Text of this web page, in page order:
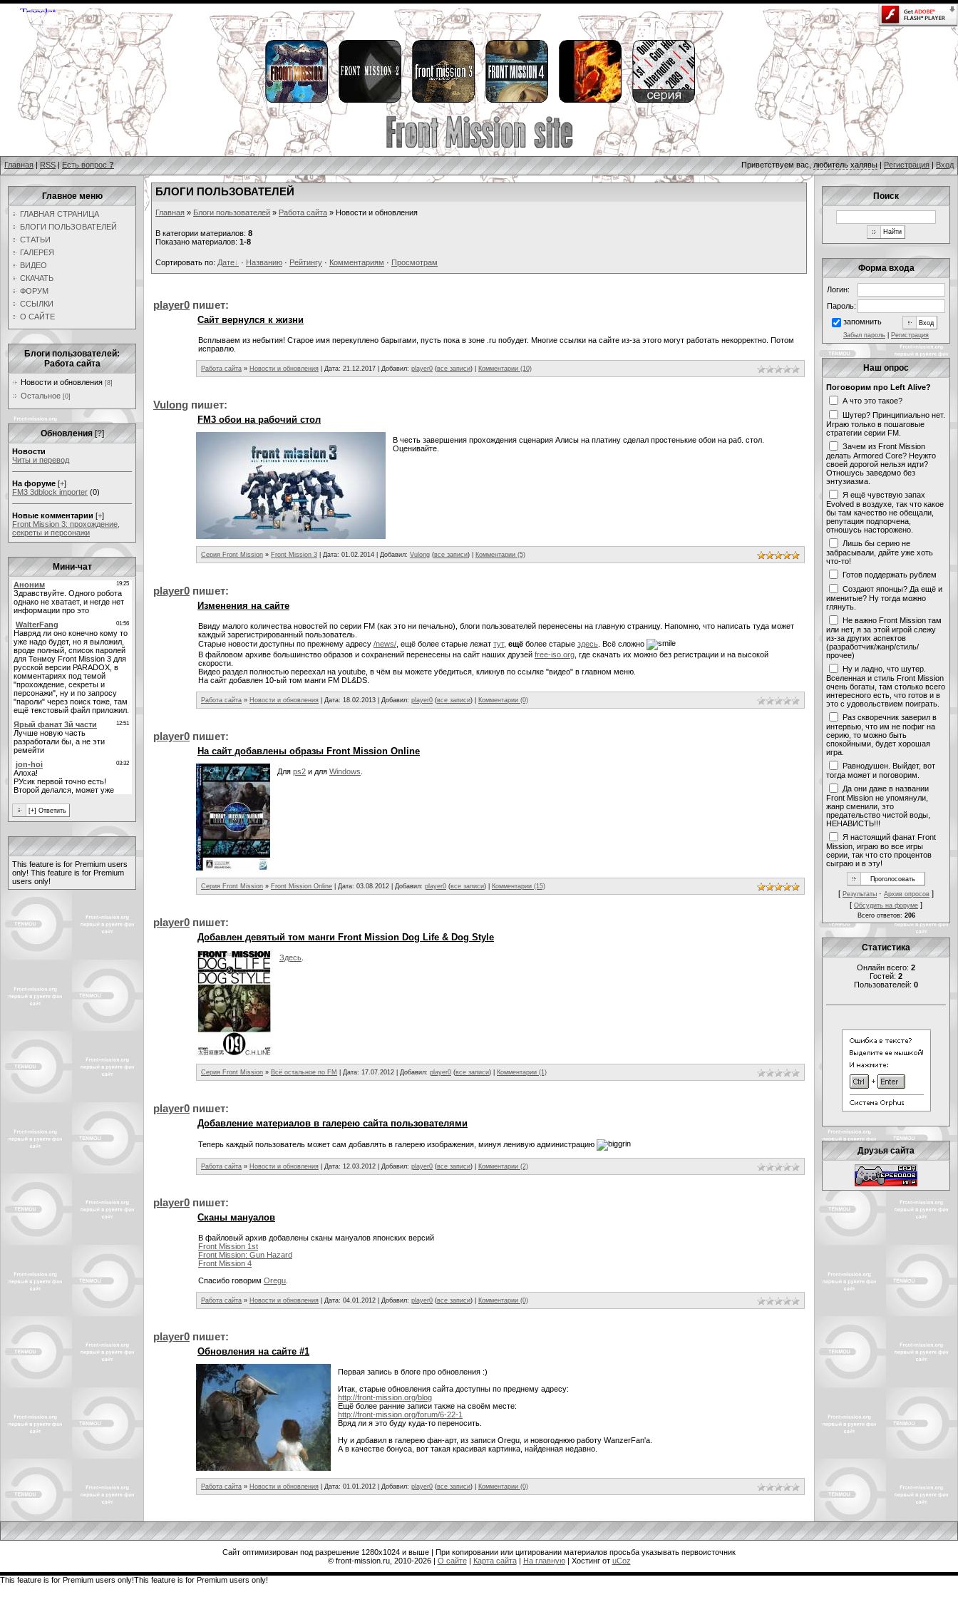
Главная | RSS | Есть вопрос ? Приветствуем вас, любитель халявы | Регистрация |Вход
Главное меню
ГЛАВНАЯ СТРАНИЦА
БЛОГИ ПОЛЬЗОВАТЕЛЕЙ
СТАТЬИ
ГАЛЕРЕЯ
ВИДЕО
СКАЧАТЬ
ФОРУМ
ССЫЛКИ
О САЙТЕ
Блоги пользователей:
Работа сайта
Новости и обновления [8]
Остальное [0]
Обновления [?]
Новости
Читы и перевод
На форуме [+]
FM3 3dblock importer (0)
Новые комментарии [+]
Front Mission 3: прохождение,
секреты и персонажи
Мини-чат
This feature is for Premium users
only! This feature is for Premium
users only!
БЛОГИ ПОЛЬЗОВАТЕЛЕЙ
Главная » Блоги пользователей » Работа сайта » Новости и обновления
В категории материалов: 8
Показано материалов: 1-8
Сортировать по: Дате · Названию · Рейтингу · Комментариям · Просмотрам
player0 пишет:
Сайт вернулся к жизни
Всплываем из небытия! Старое имя перекуплено барыгами, пусть пока в зоне .ru побудет. Многие ссылки на сайте из-за этого могут работать некорректно. Потом
исправлю.
Работа сайта » Новости и обновления | Дата: 21.12.2017 | Добавил: player0 (все записи) | Комментарии (10)
Vulong пишет:
FM3 обои на рабочий стол
В честь завершения прохождения сценария Алисы на платину сделал простенькие обои на раб. стол.
Оценивайте.
Серия Front Mission » Front Mission 3 | Дата: 01.02.2014 | Добавил: Vulong (все записи) | Комментарии (5)
player0 пишет:
Изменения на сайте
Ввиду малого количества новостей по серии FM (как это ни печально), блоги пользователей перенесены на главную страницу. Напомню, что написать туда может
каждый зарегистрированный пользователь.
Старые новости доступны по прежнему адресу /news/ , ещё более старые лежат тут, ещё более старые здесь . Всё сложно
В файловом архиве большинство образов и сохранений перенесены на сайт наших друзей free-iso.org , где скачать их можно без регистрации и на высокой
скорости.
Видео раздел полностью переехал на youtube, в чём вы можете убедиться, кликнув по ссылке "видео" в главном меню.
На сайт добавлен 10-ый том манги FM DL&DS.
Работа сайта » Новости и обновления | Дата: 18.02.2013 | Добавил: player0 (все записи) | Комментарии (0)
player0 пишет:
На сайт добавлены образы Front Mission Online
Для ps2 и для Windows
Серия Front Mission » Front Mission Online | Дата: 03.08.2012 | Добавил: player0 (все записи) | Комментарии (15)
player0 пишет:
Добавлен девятый том манги Front Mission Dog Life & Dog Style
Здесь
Серия Front Mission » Всё остальное по FM | Дата: 17.07.2012 | Добавил: player0 (все записи) | Комментарии (1)
player0 пишет:
Добавление материалов в галерею сайта пользователями
Теперь каждый пользователь может сам добавлять в галерею изображения, минуя ленивую администрацию
Работа сайта » Новости и обновления | Дата: 12.03.2012 | Добавил: player0 (все записи) | Комментарии (2)
player0 пишет:
Сканы мануалов
В файловый архив добавлены сканы мануалов японских версий
Front Mission 1st
Front Mission: Gun Hazard
Front Mission 4
Спасибо говорим Oregu
Работа сайта » Новости и обновления | Дата: 04.01.2012 | Добавил: player0 (все записи) | Комментарии (0)
player0 пишет:
Обновления на сайте #1
Первая запись в блоге про обновления :)
Итак, старые обновления сайта доступны по преднему адресу:
http://front-mission.org/blog
Ещё более ранние записи также на своём месте:
http://front-mission.org/forum/6-22-1
Вряд ли я это буду куда-то переносить.
Ну и добавил в галерею фан-арт, из записи Oregu, и новогоднюю работу WanzerFan'а.
А в качестве бонуса, вот такая красивая картинка, найденная недавно.
Работа сайта » Новости и обновления | Дата: 01.01.2012 | Добавил: player0 (все записи) | Комментарии (0)
Поиск
Форма входа
Логин:
Пароль:
запомнить
Забыл пароль Регистрация
Наш опрос
Поговорим про Left Alive?
А что это такое?
Шутер? Принципиально нет.
Играю только в пошаговые
стратегии серии FM.
Зачем из Front Mission
делать Armored Core? Неужто
своей дорогой нельзя идти?
Отношусь заведомо без
энтузиазма.
Я ещё чувствую запах
Evolved в воздухе, так что какое
бы там качество не обещали,
репутация подпорчена,
отношусь насторожено.
Лишь бы серию не
забрасывали, дайте уже хоть
что-то!
Готов поддержать рублем
Создают японцы? Да ещё и
именитые? Ну тогда можно
глянуть.
Не важно Front Mission там
или нет, я за этой игрой слежу
из-за других аспектов
(разработчик/жанр/стиль/
прочее)
Ну и ладно, что шутер.
Вселенная и стиль Front Mission
очень богаты, там столько всего
интересного есть, что готов и в
это с удовольствием поиграть.
Раз скворечник заверил в
интервью, что им не пофиг на
серию, то можно быть
спокойными, будет хорошая
игра.
Равнодушен. Выйдет, вот
тогда может и поговорим.
Да они даже в названии
Front Mission не упомянули,
жанр сменили, это
предательство чистой воды,
НЕНАВИСТЬ!!!
Я настоящий фанат Front
Mission, играю во все игры
серии, так что сто процентов
сыграю и в эту!
[ Результаты · Архив опросов ]
[ Обсудить на форуме ]
Всего ответов: 206
Статистика
Онлайн всего: 2
Гостей: 2
Пользователей: 0
Друзья сайта
Сайт оптимизирован под разрешение 1280x1024 и выше | При копировании или цитировании материалов просьба указывать первоисточник
© front-mission.ru, 2010-2026| О сайте| Карта сайта| На главную| Хостинг от uCoz
This feature is for Premium users only!This feature is for Premium users only!